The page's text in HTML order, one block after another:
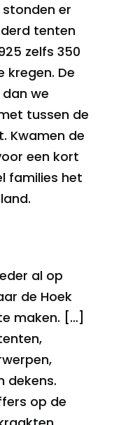
stonden er
tenten
zelfs 350
kregen. De
we
tussen de
Kwamen de
een kort
families het
al op
de Hoek
maken. […]
dekens.
op de